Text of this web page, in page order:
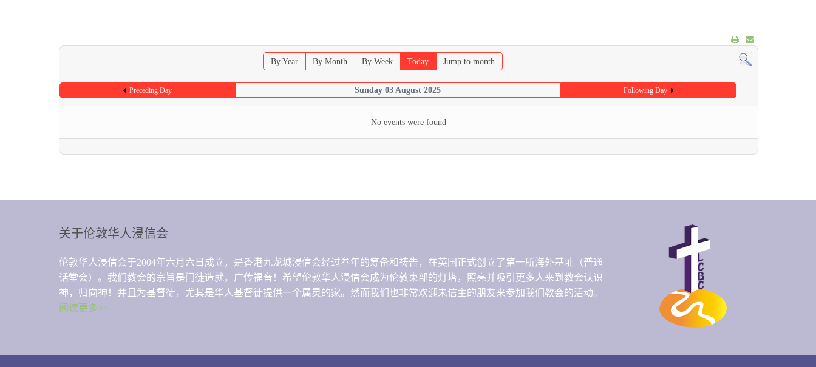
By Year By Month By Week Today Jump to month
Preceding Day Sunday 03 August 2025 Following Day
No events were found
关于伦敦华人浸信会
伦敦华人浸信会于2004年六月六日成立，是香港九龙城浸信会经过叁年的筹备和祷告，在英国正式创立了第一所海外基址（普通
话堂会）。我们教会的宗旨是门徒造就，广传福音！希望伦敦华人浸信会成为伦敦束部的灯塔，照亮并吸引更多人来到教会认识
神，归向神！并且为基督徒，尤其是华人基督徒提供一个属灵的家。然而我们也非常欢迎未信主的朋友来参加我们教会的活动。
阅读更多>>